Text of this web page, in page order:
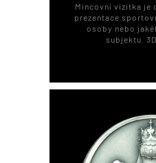
Mincovní vizitka je
prezentace
osoby nebo
subjektu.